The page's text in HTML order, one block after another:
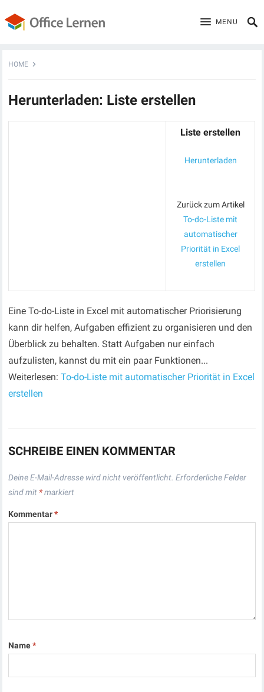
MENU
HOME
Herunterladen: Liste erstellen
Liste erstellen
Herunterladen
Zurück zum Artikel
To-do-Liste mit
automatischer
Priorität in Excel
erstellen
Eine To-do-Liste in Excel mit automatischer Priorisierung
kann dir helfen, Aufgaben effizient zu organisieren und den
Überblick zu behalten. Statt Aufgaben nur einfach
aufzulisten, kannst du mit ein paar Funktionen...
Weiterlesen:To-do-Liste mit automatischer Priorität in Excel
erstellen
SCHREIBE EINEN KOMMENTAR
Deine E-Mail-Adresse wird nicht veröffentlicht. Erforderliche Felder
sind mit *markiert
Kommentar*
Name*